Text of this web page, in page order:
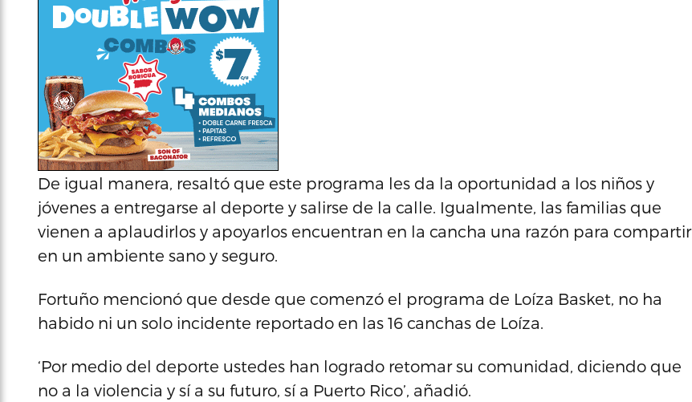
De igual manera, resaltó que este programa les da la oportunidad a los niños y
jóvenes a entregarse al deporte y salirse de la calle. Igualmente, las familias que
vienen a aplaudirlos y apoyarlos encuentran en la cancha una razón para compartir
en un ambiente sano y seguro.
Fortuño mencionó que desde que comenzó el programa de Loíza Basket, no ha
habido ni un solo incidente reportado en las 16 canchas de Loíza.
‘Por medio del deporte ustedes han logrado retomar su comunidad, diciendo que
no a la violencia y sí a su futuro, sí a Puerto Rico’, añadió.